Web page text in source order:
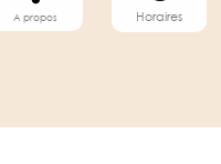
A propos Horaires